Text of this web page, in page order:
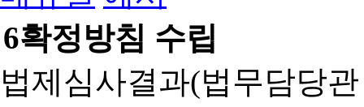
6확정방침 수립
법제심사결과(법무담당